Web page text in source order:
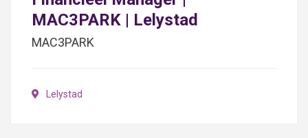
MAC3PARK | Lelystad
MAC3PARK
Lelystad